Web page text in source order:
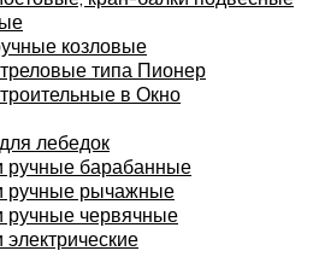
козловые
типа Пионер
в Окно
лебедок
ручные барабанные
ручные рычажные
ручные червячные